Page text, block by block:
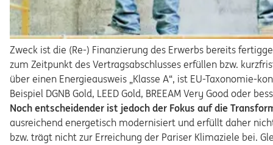
Zweck ist die (Re-) Finanzierung des Erwerbs bereits
zum Zeitpunkt des Vertragsabschlusses erfüllen bzw.
über einen Energieausweis „Klasse A“, ist EU-
Beispiel DGNB Gold, LEED Gold, BREEAM Very Good oder
Noch entscheidender ist jedoch der Fokus auf die
ausreichend energetisch modernisiert und erfüllt daher
bzw. trägt nicht zur Erreichung der Pariser Klimaziele bei.